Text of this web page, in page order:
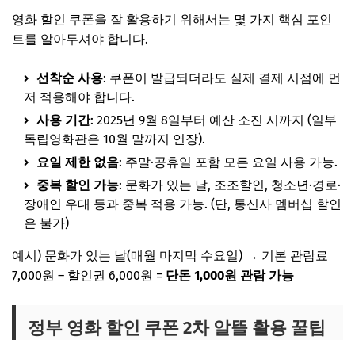
영화 할인 쿠폰을 잘 활용하기 위해서는 몇 가지 핵심 포인
트를 알아두셔야 합니다.
선착순 사용: 쿠폰이 발급되더라도 실제 결제 시점에 먼
저 적용해야 합니다.
사용 기간: 2025년 9월 8일부터 예산 소진 시까지 (일부
독립영화관은 10월 말까지 연장).
요일 제한 없음: 주말·공휴일 포함 모든 요일 사용 가능.
중복 할인 가능: 문화가 있는 날, 조조할인, 청소년·경로·
장애인 우대 등과 중복 적용 가능. (단, 통신사 멤버십 할인
은 불가)
예시) 문화가 있는 날(매월 마지막 수요일) → 기본 관람료
7,000원 – 할인권 6,000원 = 단돈 1,000원 관람 가능
정부 영화 할인 쿠폰 2차 알뜰 활용 꿀팁